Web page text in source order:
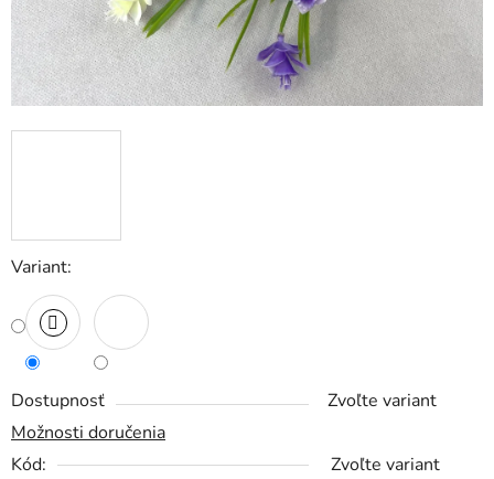
Variant:
Dostupnosť
Zvoľte variant
Možnosti doručenia
Kód:
Zvoľte variant